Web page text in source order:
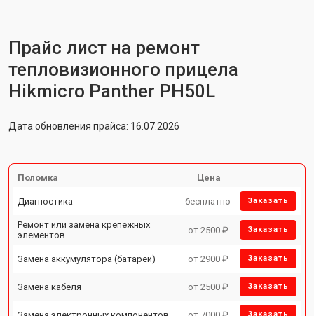
Прайс лист на ремонт
тепловизионного прицела
Hikmicro Panther PH50L
Дата обновления прайса: 16.07.2026
Поломка Цена
Диагностика бесплатно Заказать
Ремонт или замена крепежных
элементов
от 2500 ₽ Заказать
Замена аккумулятора (батареи) от 2900 ₽ Заказать
Замена кабеля от 2500 ₽ Заказать